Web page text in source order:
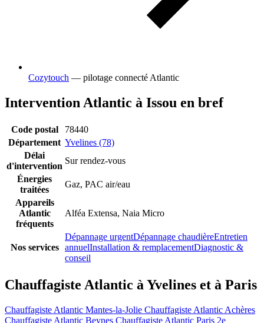
Cozytouch — pilotage connecté Atlantic
Intervention Atlantic à Issou en bref
Code postal
78440
Département Yvelines (78)
Délai
d'intervention
Sur rendez-vous
Énergies
traitées
Gaz, PAC air/eau
Appareils
Atlantic
fréquents
Alféa Extensa, Naia Micro
Nos services
Dépannage urgentDépannage chaudièreEntretien
annuelInstallation & remplacementDiagnostic &
conseil
Chauffagiste Atlantic à Yvelines et à Paris
Chauffagiste Atlantic Mantes-la-Jolie Chauffagiste Atlantic Achères
Chauffagiste Atlantic Beynes Chauffagiste Atlantic Paris 2e